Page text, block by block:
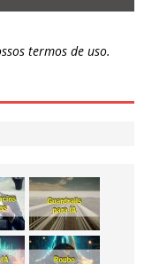
termos de uso.